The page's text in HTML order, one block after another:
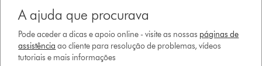
A ajuda que procurava
Pode aceder a dicas e apoio online - visite as nossas páginas de
assistência ao cliente para resolução de problemas, vídeos
tutoriais e mais informações